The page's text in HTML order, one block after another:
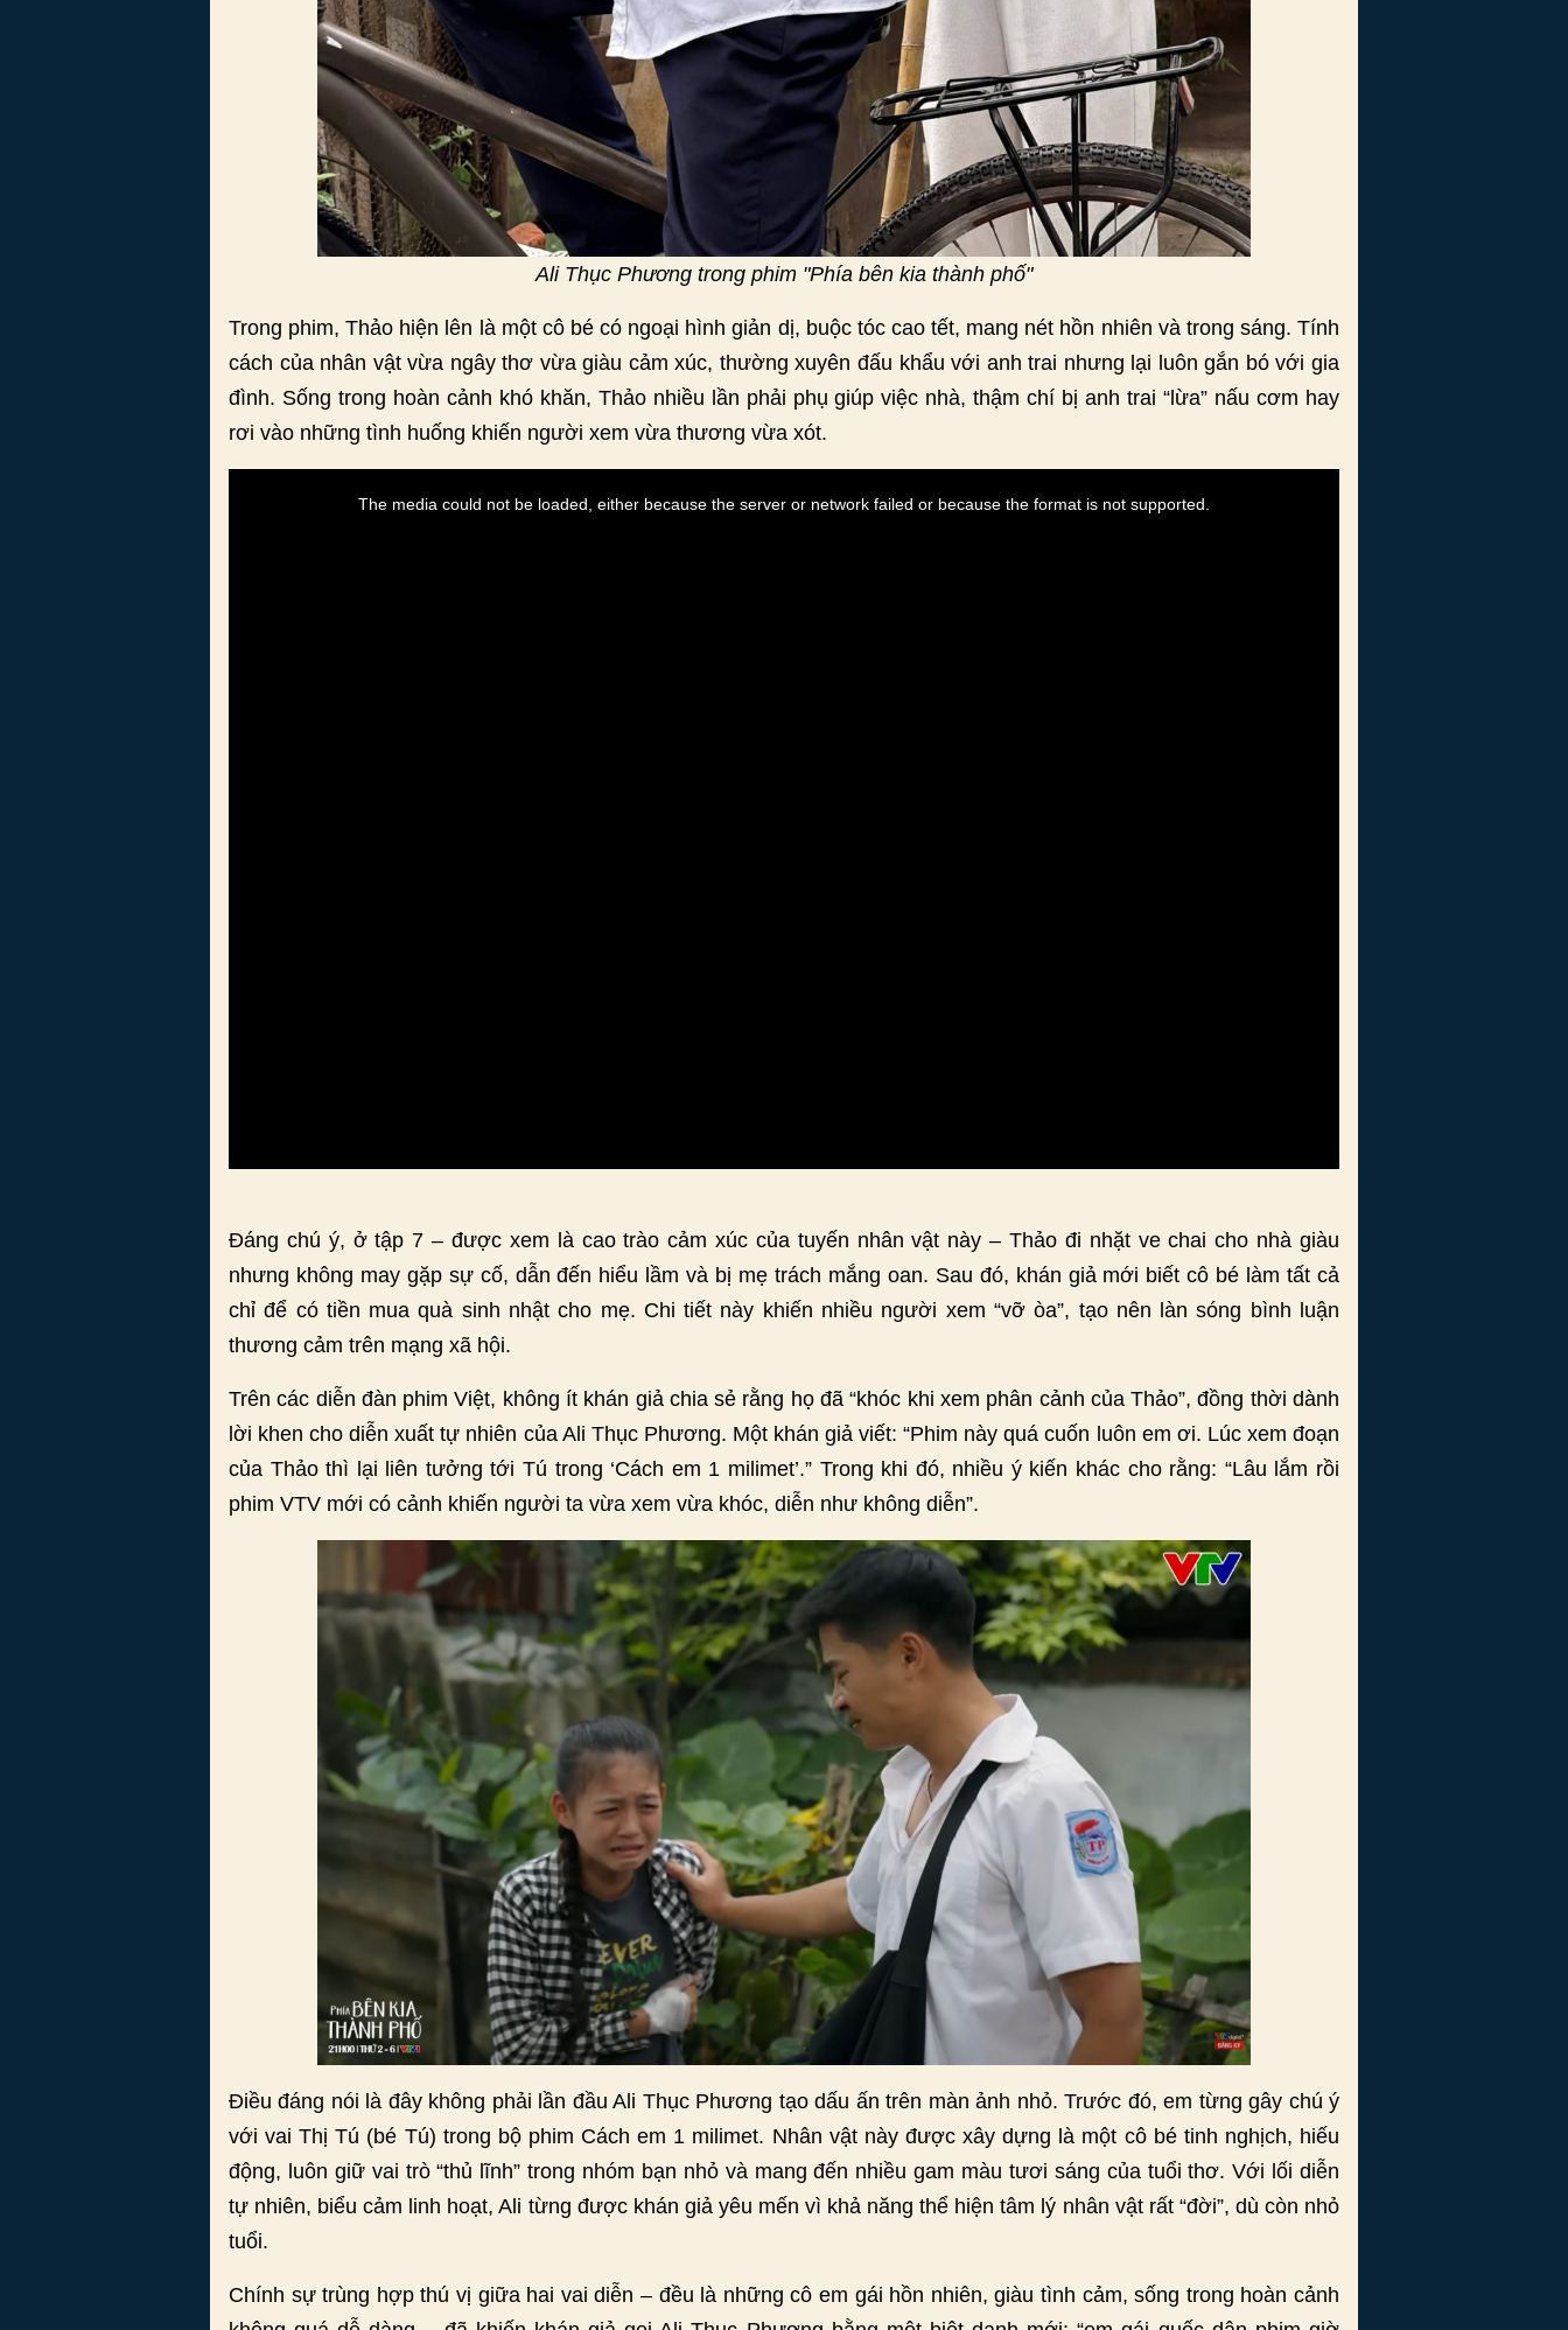
Ali Thục Phương trong phim "Phía bên kia thành phố"
Trong phim, Thảo hiện lên là một cô bé có ngoại hình giản dị, buộc tóc cao tết, mang nét hồn nhiên và trong sáng. Tính
cách của nhân vật vừa ngây thơ vừa giàu cảm xúc, thường xuyên đấu khẩu với anh trai nhưng lại luôn gắn bó với gia
đình. Sống trong hoàn cảnh khó khăn, Thảo nhiều lần phải phụ giúp việc nhà, thậm chí bị anh trai “lừa” nấu cơm hay
rơi vào những tình huống khiến người xem vừa thương vừa xót.
The media could not be loaded, either because the server or network failed or because the format is not supported.
Đáng chú ý, ở tập 7 – được xem là cao trào cảm xúc của tuyến nhân vật này – Thảo đi nhặt ve chai cho nhà giàu
nhưng không may gặp sự cố, dẫn đến hiểu lầm và bị mẹ trách mắng oan. Sau đó, khán giả mới biết cô bé làm tất cả
chỉ để có tiền mua quà sinh nhật cho mẹ. Chi tiết này khiến nhiều người xem “vỡ òa”, tạo nên làn sóng bình luận
thương cảm trên mạng xã hội.
Trên các diễn đàn phim Việt, không ít khán giả chia sẻ rằng họ đã “khóc khi xem phân cảnh của Thảo”, đồng thời dành
lời khen cho diễn xuất tự nhiên của Ali Thục Phương. Một khán giả viết: “Phim này quá cuốn luôn em ơi. Lúc xem đoạn
của Thảo thì lại liên tưởng tới Tú trong ‘Cách em 1 milimet’.” Trong khi đó, nhiều ý kiến khác cho rằng: “Lâu lắm rồi
phim VTV mới có cảnh khiến người ta vừa xem vừa khóc, diễn như không diễn”.
Điều đáng nói là đây không phải lần đầu Ali Thục Phương tạo dấu ấn trên màn ảnh nhỏ. Trước đó, em từng gây chú ý
với vai Thị Tú (bé Tú) trong bộ phim Cách em 1 milimet. Nhân vật này được xây dựng là một cô bé tinh nghịch, hiếu
động, luôn giữ vai trò “thủ lĩnh” trong nhóm bạn nhỏ và mang đến nhiều gam màu tươi sáng của tuổi thơ. Với lối diễn
tự nhiên, biểu cảm linh hoạt, Ali từng được khán giả yêu mến vì khả năng thể hiện tâm lý nhân vật rất “đời”, dù còn nhỏ
tuổi.
Chính sự trùng hợp thú vị giữa hai vai diễn – đều là những cô em gái hồn nhiên, giàu tình cảm, sống trong hoàn cảnh